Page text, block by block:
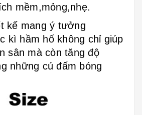
mềm,mỏng,nhẹ.
kế mang ý tưởng
kì hầm hố không chỉ giúp
sân mà còn tăng độ
những cú đấm bóng